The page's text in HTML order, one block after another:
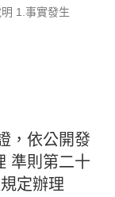
1.事實發生
，依公開發
準則第二十
定辦理